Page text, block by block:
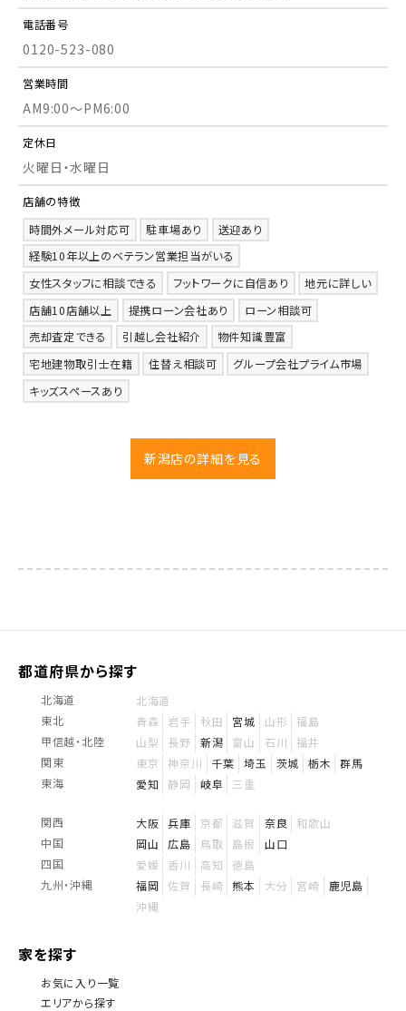
電話番号
0120-523-080
営業時間
AM9:00～PM6:00
定休日
火曜日・水曜日
店舗の特徴
時間外メール対応可
駐車場あり
送迎あり
経験10年以上のベテラン営業担当がいる
女性スタッフに相談できる
フットワークに自信あり
地元に詳しい
店舗10店舗以上
提携ローン会社あり
ローン相談可
売却査定できる
引越し会社紹介
物件知識豊富
宅地建物取引士在籍
住替え相談可
グループ会社プライム市場
キッズスペースあり
新潟店の詳細を見る
都道府県から探す
北海道
北海道
東北
青森 岩手 秋田 宮城 山形
福島
甲信越・北陸
山梨 長野 新潟 富山 石川
福井
関東
東京 神奈川 千葉 埼玉 茨城 栃木
群馬
東海
愛知 静岡 岐阜 三重
関西 大阪 兵庫 京都 滋賀 奈良
和歌山
中国
岡山 広島 鳥取 島根
山口
四国
愛媛 香川 高知
徳島
九州・沖縄
福岡 佐賀 長崎 熊本 大分 宮崎
鹿児島
沖縄
家を探す
お気に入り一覧
エリアから探す